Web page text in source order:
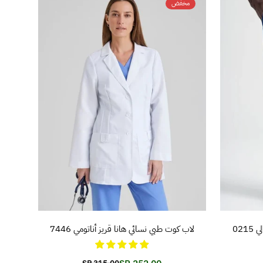
مخفض
تفاصيل المنتج
لاب كوت طبي نسائي هانا قريز أناتومي 7446